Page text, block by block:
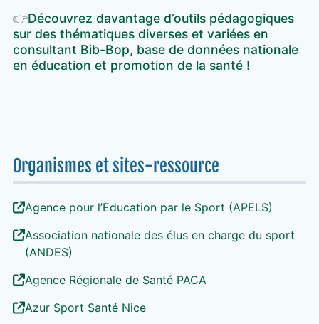
👉Découvrez davantage d’outils pédagogiques
sur des thématiques diverses et variées en
consultant Bib-Bop, base de données nationale
en éducation et promotion de la santé !
Organismes et sites-ressource
Agence pour l’Education par le Sport (APELS)
Association nationale des élus en charge du sport
(ANDES)
Agence Régionale de Santé PACA
Azur Sport Santé Nice